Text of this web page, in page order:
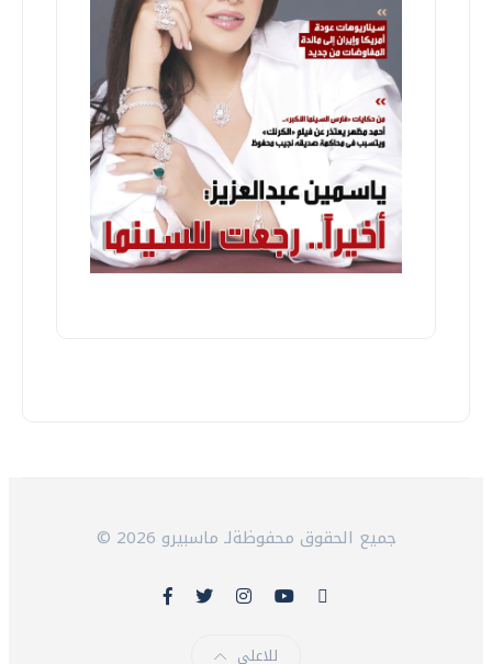
© 2026 جميع الحقوق محفوظةلـ ماسبيرو
للاعلى